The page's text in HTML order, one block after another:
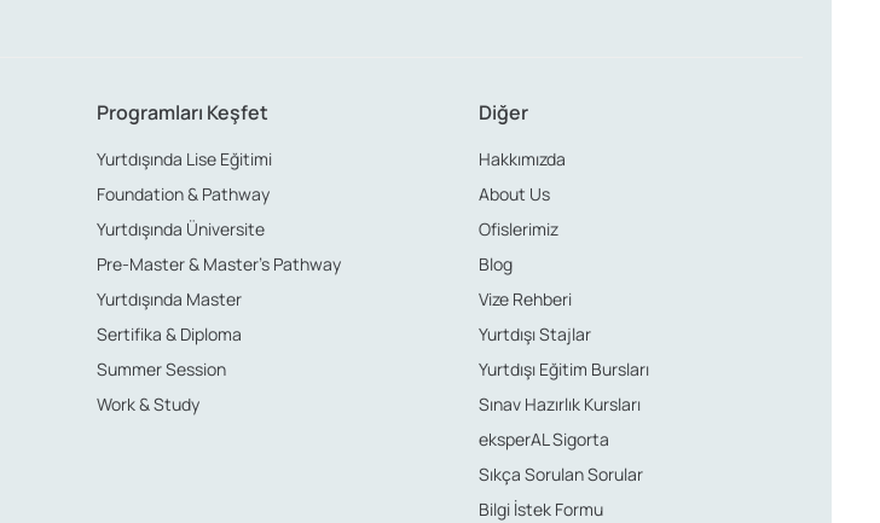
Programları Keşfet
Yurtdışında Lise Eğitimi
Foundation & Pathway
Yurtdışında Üniversite
Pre-Master & Master’s Pathway
Yurtdışında Master
Sertifika & Diploma
Summer Session
Work & Study
Diğer
Hakkımızda
About Us
Ofislerimiz
Blog
Vize Rehberi
Yurtdışı Stajlar
Yurtdışı Eğitim Bursları
Sınav Hazırlık Kursları
eksperAL Sigorta
Sıkça Sorulan Sorular
Bilgi İstek Formu